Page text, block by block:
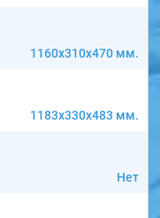
1160x310x470 мм.
1183x330x483 мм.
Нет